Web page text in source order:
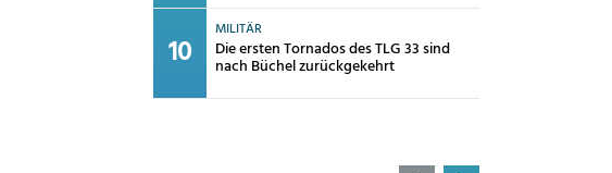
MILITÄR
Die ersten Tornados des TLG 33 sind
nach Büchel zurückgekehrt